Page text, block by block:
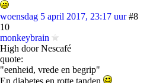
woensdag 5 april 2017, 23:17 uur #8
10
monkeybrain
High door Nescafé
quote:
"eenheid, vrede en begrip"
En diabetes en rotte tanden